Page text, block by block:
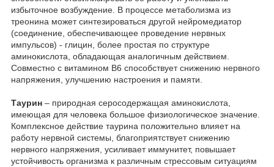
избыточное возбуждение. В процессе метаболизма из
треонина может синтезироваться другой нейромедиатор
(соединение, обеспечивающее проведение нервных
импульсов) - глицин, более простая по структуре
аминокислота, обладающая аналогичным действием.
Совместно с витамином В6 способствует снижению нервного
напряжения, улучшению настроения и памяти.
Таурин – природная серосодержащая аминокислота,
имеющая для человека большое физиологическое значение.
Комплексное действие таурина положительно влияет на
работу нервной системы, благоприятствует снижению
нервного напряжения, усиливает иммунитет, повышает
устойчивость организма к различным стрессовым ситуациям